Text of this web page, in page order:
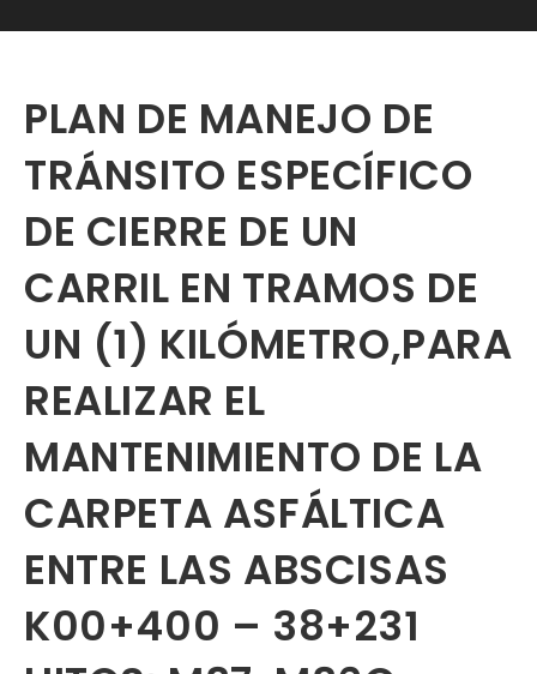
PLAN DE MANEJO DE
TRÁNSITO ESPECÍFICO
DE CIERRE DE UN
CARRIL EN TRAMOS DE
UN (1) KILÓMETRO,PARA
REALIZAR EL
MANTENIMIENTO DE LA
CARPETA ASFÁLTICA
ENTRE LAS ABSCISAS
K00+400 – 38+231